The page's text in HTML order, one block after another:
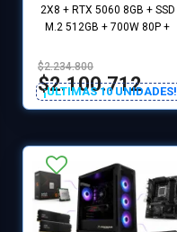
2X8 + RTX 5060 8GB + SSD
M.2 512GB + 700W 80P +
$2.234.800
$2.100.712
¡ULTIMAS 10 UNIDADES!